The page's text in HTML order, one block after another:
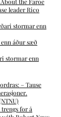
leader Rico
stormar enn
áður sæð
stormar enn
– Tause
for å